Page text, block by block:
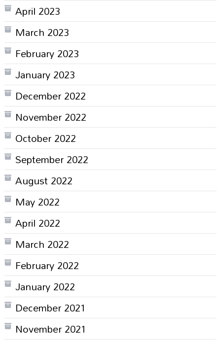
April 2023
March 2023
February 2023
January 2023
December 2022
November 2022
October 2022
September 2022
August 2022
May 2022
April 2022
March 2022
February 2022
January 2022
December 2021
November 2021